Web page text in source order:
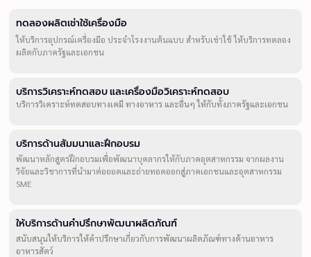
ทดลองผลิตเช่าใช้เครื่องมือ
ให้บริการอุปกรณ์เครื่องมือ ประจำโรงงานต้นแบบ สำหรับเช่าใช้ ให้บริการทดลอง
ผลิตกับภาครัฐและเอกชน
บริการวิเคราะห์ทดสอบ และเครื่องมือวิเคราะห์ทดสอบ
บริการวิเคราะห์ทดสอบทางเคมี ทางอาหาร และอื่นๆ ให้กับทั้งภาครัฐและเอกชน
บริการด้านสัมมนาและฝึกอบรม
พัฒนาหลักสูตรฝึกอบรมเพื่อพัฒนาบุคลากรให้กับภาคอุตสาหกรรม จากผลงาน
วิจัยและวิชาการที่นำมาต่อยอดและถ่ายทอดออกสู่ภาคเอกชนและอุตสาหกรรม
SME
ให้บริการด้านคำปรึกษาพัฒนาผลิตภัณฑ์
สนับสนุนให้บริการให้คำปรึกษาเกี่ยวกับการพัฒนาผลิตภัณฑ์ทางด้านอาหาร
อาหารสัตว์